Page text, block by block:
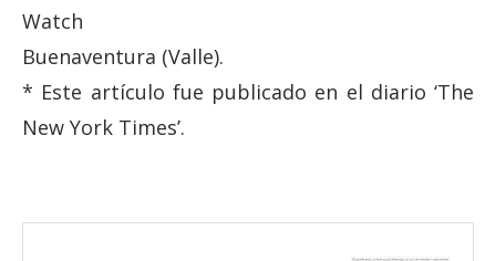
Watch
Buenaventura (Valle).
* Este artículo fue publicado en el diario ‘The
New York Times’.